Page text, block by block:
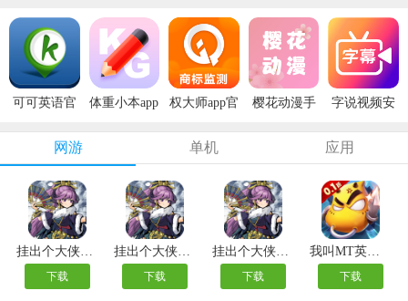
可可英语官
体重小本app
权大师app官
樱花动漫手
字说视频安
网游 单机 应用
挂出个大侠变态版
下载 下载
挂出个大侠内购版
下载 下载